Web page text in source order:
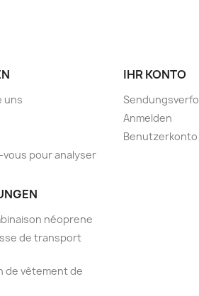
uns
pour analyser
néoprene
de transport
de vêtement de
IHR KONTO
Anmelden